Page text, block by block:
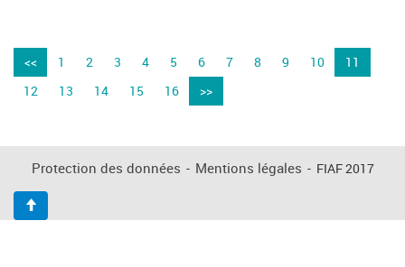
<< 1 2 3 4 5 6 7 8 9 10
11
12
13 14 15 16 >>
Protection des données - Mentions légales - FIAF 2017